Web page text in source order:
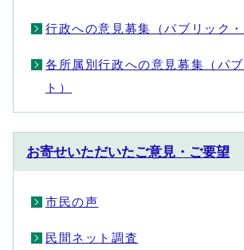
行政への意見募集（パブリック・
各所属別行政への意見募集（パ
ト）
お寄せいただいたご意見・ご要望
市民の声
民間ネット調査